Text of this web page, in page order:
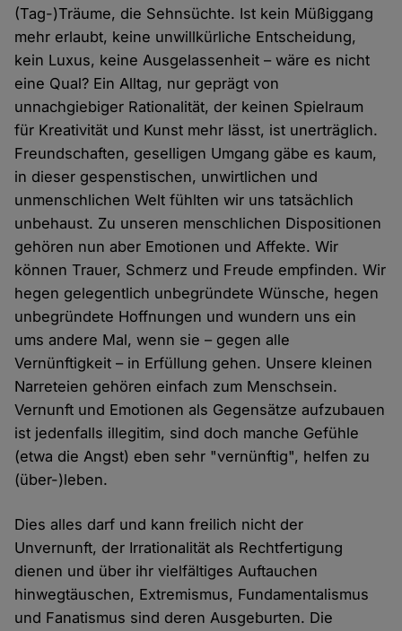
(Tag-)Träume, die Sehnsüchte. Ist kein Müßiggang
mehr erlaubt, keine unwillkürliche Entscheidung,
kein Luxus, keine Ausgelassenheit – wäre es nicht
eine Qual? Ein Alltag, nur geprägt von
unnachgiebiger Rationalität, der keinen Spielraum
für Kreativität und Kunst mehr lässt, ist unerträglich.
Freundschaften, geselligen Umgang gäbe es kaum,
in dieser gespenstischen, unwirtlichen und
unmenschlichen Welt fühlten wir uns tatsächlich
unbehaust. Zu unseren menschlichen Dispositionen
gehören nun aber Emotionen und Affekte. Wir
können Trauer, Schmerz und Freude empfinden. Wir
hegen gelegentlich unbegründete Wünsche, hegen
unbegründete Hoffnungen und wundern uns ein
ums andere Mal, wenn sie – gegen alle
Vernünftigkeit – in Erfüllung gehen. Unsere kleinen
Narreteien gehören einfach zum Menschsein.
Vernunft und Emotionen als Gegensätze aufzubauen
ist jedenfalls illegitim, sind doch manche Gefühle
(etwa die Angst) eben sehr "vernünftig", helfen zu
(über-)leben.
Dies alles darf und kann freilich nicht der
Unvernunft, der Irrationalität als Rechtfertigung
dienen und über ihr vielfältiges Auftauchen
hinwegtäuschen, Extremismus, Fundamentalismus
und Fanatismus sind deren Ausgeburten. Die